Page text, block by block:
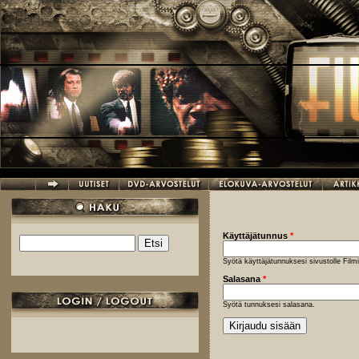
Hyppää pääsisältöön
Hakulomake
Käyttäjätunnus *
Syötä käyttäjätunnuksesi sivustolle
Salasana *
Syötä tunnuksesi salasana.